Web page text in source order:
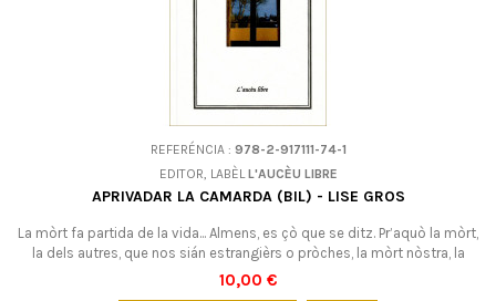
REFERÉNCIA : 978-2-917111-74-1
EDITOR, LABÈLL'AUCÈU LIBRE
APRIVADAR LA CAMARDA (BIL) - LISE GROS
La mòrt fa partida de la vida... Almens, es çò que se ditz. Pr’aquò la mòrt,
la dels autres, que nos sián estrangièrs o pròches, la mòrt nòstra, la
camarda, demòra un escandal. La podèm aprivadar ?
10,00 €